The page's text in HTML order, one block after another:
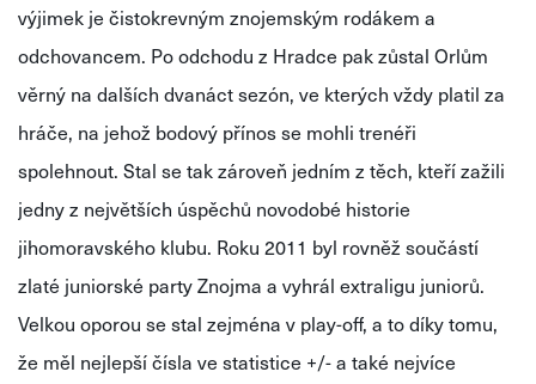
výjimek je čistokrevným znojemským rodákem a
odchovancem. Po odchodu z Hradce pak zůstal Orlům
věrný na dalších dvanáct sezón, ve kterých vždy platil za
hráče, na jehož bodový přínos se mohli trenéři
spolehnout. Stal se tak zároveň jedním z těch, kteří zažili
jedny z největších úspěchů novodobé historie
jihomoravského klubu. Roku 2011 byl rovněž součástí
zlaté juniorské party Znojma a vyhrál extraligu juniorů.
Velkou oporou se stal zejména v play-off, a to díky tomu,
že měl nejlepší čísla ve statistice +/- a také nejvíce